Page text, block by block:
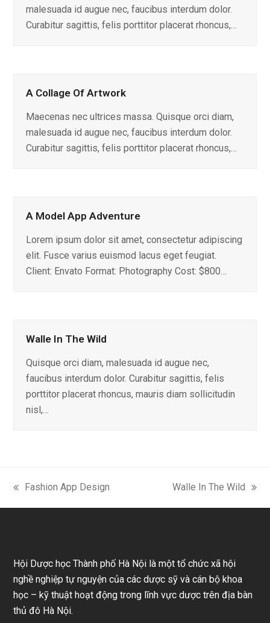
malesuada id augue nec, faucibus interdum dolor.
Curabitur sagittis, felis porttitor placerat rhoncus,…
A Collage Of Artwork
Maecenas nec ultrices massa. Quisque orci diam,
malesuada id augue nec, faucibus interdum dolor.
Curabitur sagittis, felis porttitor placerat rhoncus,…
A Model App Adventure
Lorem ipsum dolor sit amet, consectetur adipiscing
elit. Fusce varius euismod lacus eget feugiat.
Client: Envato Format: Photography Cost: $800…
Walle In The Wild
Quisque orci diam, malesuada id augue nec,
faucibus interdum dolor. Curabitur sagittis, felis
porttitor placerat rhoncus, mauris diam sollicitudin
nisl,…
previous
post:
Fashion App Design
next
post:
Walle In The Wild
Hội Dược học Thành phố Hà Nội là một tổ chức xã hội
nghề nghiệp tự nguyện của các dược sỹ và cán bộ khoa
học – kỹ thuật hoạt động trong lĩnh vực dược trên địa bàn
thủ đô Hà Nội.